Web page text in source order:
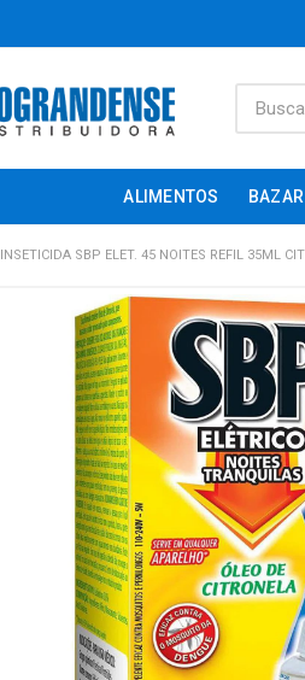
ALIMENTOS BAZAR
INSETICIDA SBP ELET. 45 NOITES REFIL 35ML